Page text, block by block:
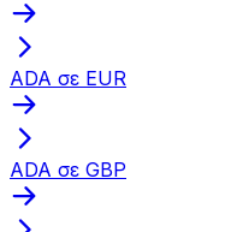
ADA σε EUR
ADA σε GBP